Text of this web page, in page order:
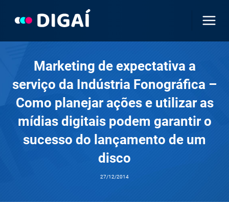
Marketing de expectativa a
serviço da Indústria Fonográfica –
Como planejar ações e utilizar as
mídias digitais podem garantir o
sucesso do lançamento de um
disco
27/12/2014